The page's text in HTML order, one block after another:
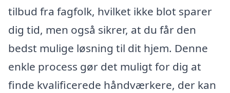
tilbud fra fagfolk, hvilket ikke blot sparer
dig tid, men også sikrer, at du får den
bedst mulige løsning til dit hjem. Denne
enkle process gør det muligt for dig at
finde kvalificerede håndværkere, der kan